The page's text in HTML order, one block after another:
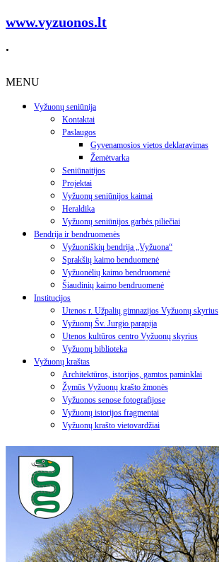
www.vyzuonos.lt
.
MENU
Vyžuonų seniūnija
Kontaktai
Paslaugos
Gyvenamosios vietos deklaravimas
Žemėtvarka
Seniūnaitijos
Projektai
Vyžuonų seniūnijos kaimai
Heraldika
Vyžuonų seniūnijos garbės piliečiai
Bendrija ir bendruomenės
Vyžuoniškių bendrija „Vyžuona“
Sprakšių kaimo benduomenė
Vyžuonėlių kaimo bendruomenė
Šiaudinių kaimo bendruomenė
Institucijos
Utenos r. Užpalių gimnazijos Vyžuonų skyrius
Vyžuonų Šv. Jurgio parapija
Utenos kultūros centro Vyžuonų skyrius
Vyžuonų biblioteka
Vyžuonų kraštas
Architektūros, istorijos, gamtos paminklai
Žymūs Vyžuonų krašto žmonės
Vyžuonos senose fotografijose
Vyžuonų istorijos fragmentai
Vyžuonų krašto vietovardžiai